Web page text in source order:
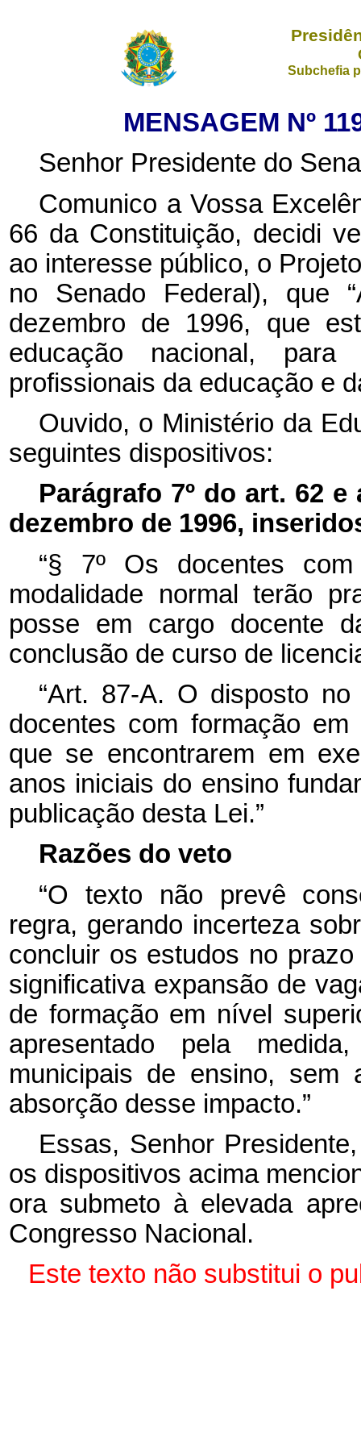
Subchefia
MENSAGEM Nº
Senhor Presidente do
Comunico a Vossa
66 da Constituição, decidi
ao interesse público, o
no Senado Federal), que
dezembro de 1996, que
educação nacional,
profissionais da educação e
Ouvido, o Ministério da
seguintes dispositivos:
Parágrafo 7º do art. 62 e
dezembro de 1996,
“§ 7º Os docentes
modalidade normal terão
posse em cargo docente
conclusão de curso de
“Art. 87-A. O disposto
docentes com formação
que se encontrarem em
anos iniciais do ensino
publicação desta Lei.”
Razões do veto
“O texto não prevê
regra, gerando incerteza
concluir os estudos no
significativa expansão de
de formação em nível
apresentado pela
municipais de ensino, sem
absorção desse impacto.”
Essas, Senhor
os dispositivos acima
ora submeto à elevada
Congresso Nacional.
Este texto não substitui o